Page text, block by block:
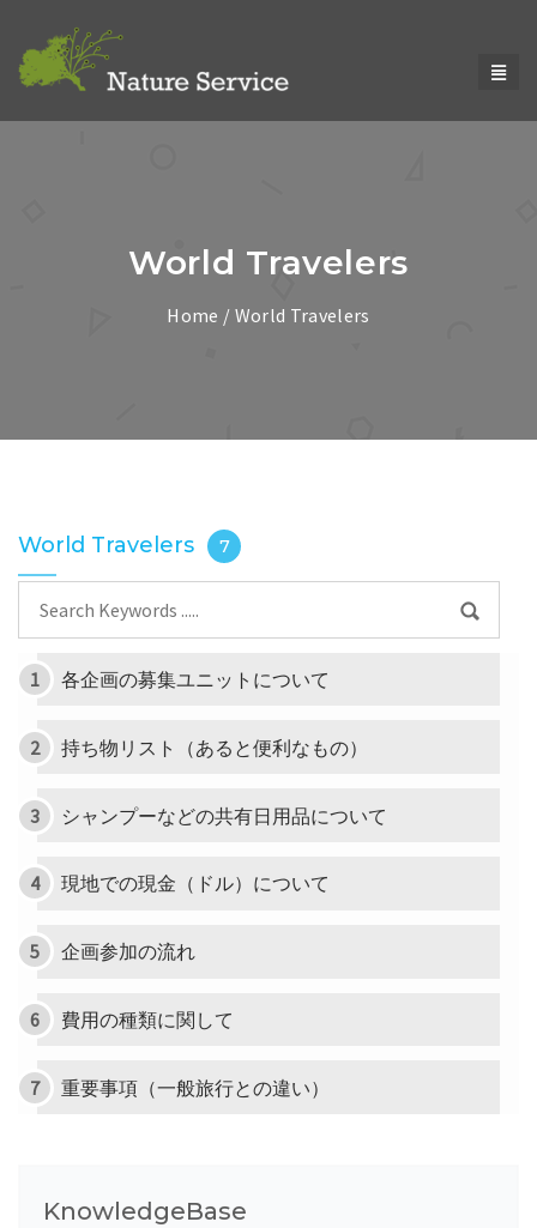
World Travelers
Home / World Travelers
World Travelers 7
各企画の募集ユニットについて
持ち物リスト（あると便利なもの）
シャンプーなどの共有日用品について
現地での現金（ドル）について
企画参加の流れ
費用の種類に関して
重要事項（一般旅行との違い）
KnowledgeBase